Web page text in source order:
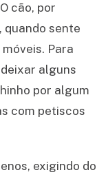
cão, por
quando sente
Para
alguns
por algum
com petiscos
exigindo do